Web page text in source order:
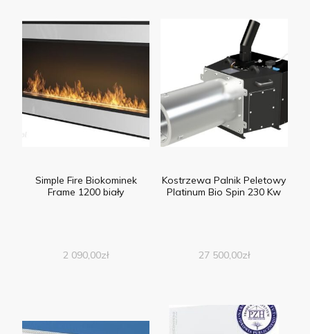
Simple Fire Biokominek
Frame 1200 biały
2 090,00zł
Kostrzewa Palnik Peletowy
Platinum Bio Spin 230 Kw
27 500,00zł